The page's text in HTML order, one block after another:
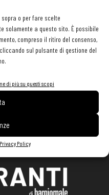
o per fare scelte
solamente a questo sito. È possibile
compreso il ritiro del consenso,
sul pulsante di gestione del
di più su questi scopi
Privacy Policy